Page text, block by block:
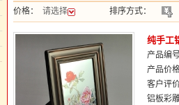
价格： 请选择 排序方式：
纯手工
产品编
产品价
客户评
铝板彩